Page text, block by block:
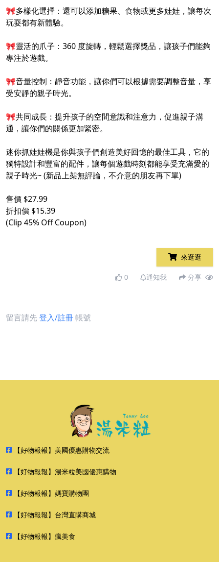
🎀多樣化選擇：還可以添加糖果、食物或更多娃娃，讓每次
玩耍都有新體驗。
🎀靈活的爪子：360 度旋轉，輕鬆選擇獎品，讓孩子們能夠
專注於遊戲。
🎀音量控制：靜音功能，讓你們可以根據需要調整音量，享
受安靜的親子時光。
🎀共同成長：提升孩子的空間意識和注意力，促進親子溝
通，讓你們的關係更加緊密。
迷你抓娃娃機是你與孩子們創造美好回憶的最佳工具，它的
獨特設計和豐富的配件，讓每個遊戲時刻都能享受充滿愛的
親子時光~ (新品上架無評論，不介意的朋友再下單)
售價 $27.99
折扣價 $15.39
(Clip 45% Off Coupon)
來逛逛
0 通知我 分享
留言請先登入/註冊帳號
【好物報報】美國優惠購物交流
【好物報報】湯米粒美國優惠購物
【好物報報】媽寶購物團
【好物報報】台灣直購商城
【好物報報】瘋美食